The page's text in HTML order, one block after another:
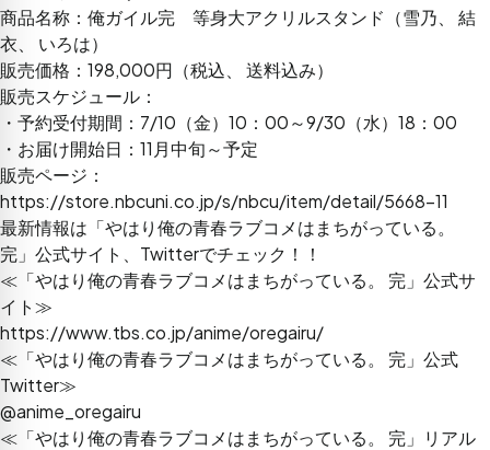
商品名称：俺ガイル完 等身大アクリルスタンド（雪乃、 結
衣、 いろは）
販売価格：198,000円（税込、 送料込み）
販売スケジュール：
・予約受付期間：7/10（金）10：00～9/30（水）18：00
・お届け開始日：11月中旬～予定
販売ページ：
https://store.nbcuni.co.jp/s/nbcu/item/detail/5668-11
最新情報は「やはり俺の青春ラブコメはまちがっている。
完」公式サイト、Twitterでチェック！！
≪「やはり俺の青春ラブコメはまちがっている。 完」公式サ
イト≫
https://www.tbs.co.jp/anime/oregairu/
≪「やはり俺の青春ラブコメはまちがっている。 完」公式
Twitter≫
@anime_oregairu
≪「やはり俺の青春ラブコメはまちがっている。 完」リアル